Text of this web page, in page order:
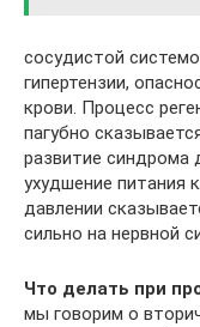
сосудистой
гипертензии,
крови. Процесс
пагубно
развитие синдрома
ухудшение питания
давлении
сильно на нервной
Что делать при
мы говорим о